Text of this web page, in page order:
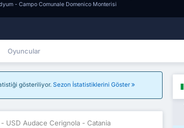
- Campo Comunale Domenico Monterisi
Oyuncular
gösteriliyor. Sezon İstatistiklerini Göster
- USD Audace Cerignola - Catania